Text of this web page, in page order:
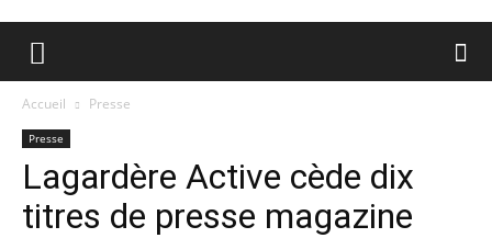
Accueil Presse
Presse
Lagardère Active cède dix
titres de presse magazine